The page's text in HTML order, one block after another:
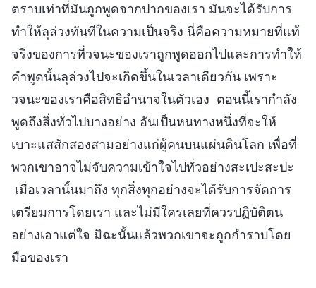
ตราบเท่าที่มันถูกพูดจากปากของเรา มันจะได้รับการ
ทำให้ลุล่วงทันทีในความเป็นจริง นี่คือความหมายที่แท้
จริงของการที่วจนะของเราถูกพูดออกไปและการทำให้
คำพูดนั้นลุล่วงไปจะเกิดขึ้นในเวลาเดียวกัน เพราะ
วจนะของเราคือสิทธิอำนาจในตัวเอง ตอนนี้เรากำลัง
พูดถึงสิ่งทั่วไปบางอย่าง อันเป็นหนทางหนึ่งที่จะให้
เบาะแสสักสองสามอย่างแก่ผู้คนบนแผ่นดินโลก เพื่อที่
พวกเขาอาจไม่จับความเข้าใจไปทั่วอย่างสะเปะสะปะ
เมื่อเวลานั้นมาถึง ทุกสิ่งทุกอย่างจะได้รับการจัดการ
เตรียมการโดยเรา และไม่มีใครเลยที่ควรปฏิบัติตน
อย่างเอาแต่ใจ มิฉะนั้นแล้วพวกเขาจะถูกกำราบโดย
มือของเรา